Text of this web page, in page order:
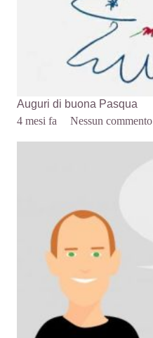
Auguri di buona Pasqua
4 mesi fa
Nessun commento